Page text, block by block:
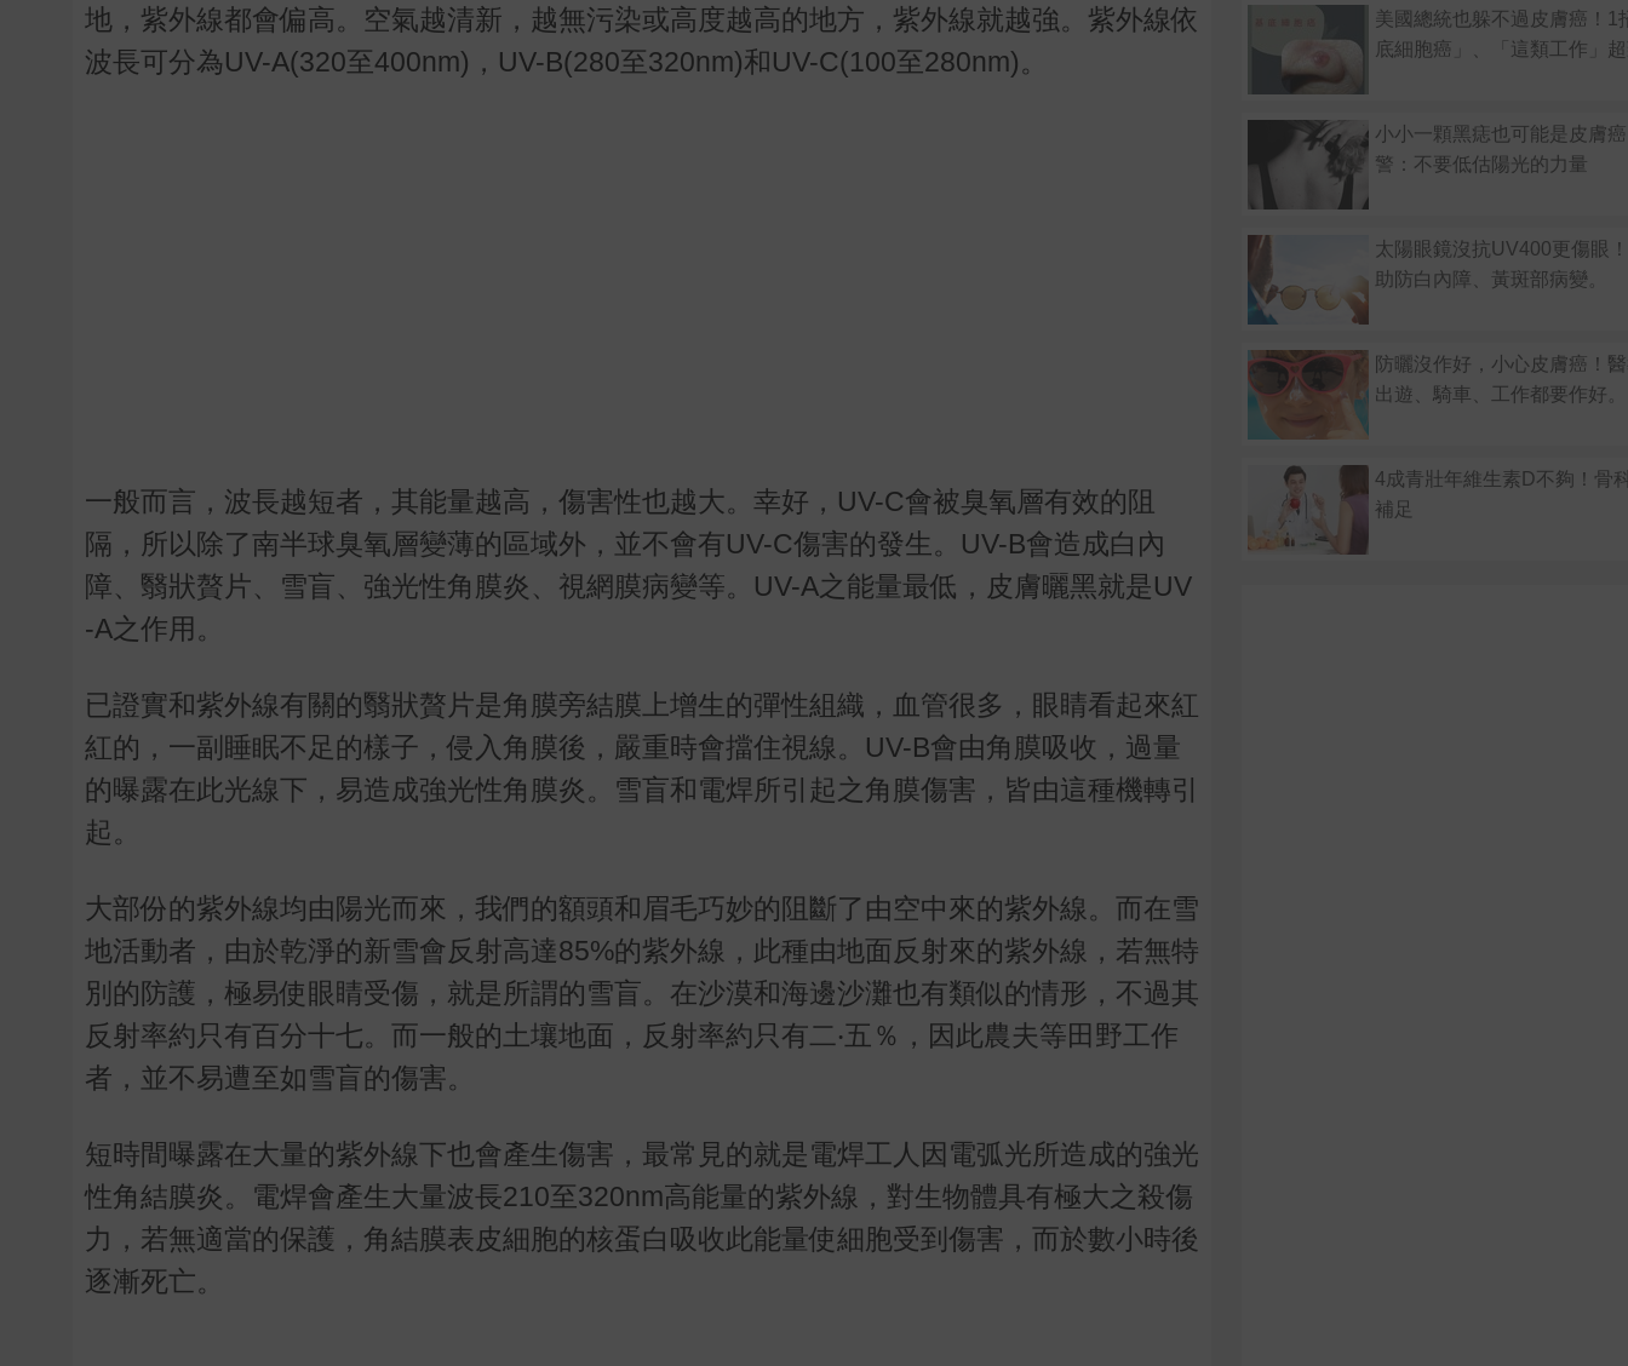
地，紫外線都會偏高。空氣越清新，越無污染或高度越高的地方，紫外線就越強。紫外線依
波長可分為UV-A(320至400nm)，UV-B(280至320nm)和UV-C(100至280nm)。
一般而言，波長越短者，其能量越高，傷害性也越大。幸好，UV-C會被臭氧層有效的阻
隔，所以除了南半球臭氧層變薄的區域外，並不會有UV-C傷害的發生。UV-B會造成白內
障、翳狀贅片、雪盲、強光性角膜炎、視網膜病變等。UV-A之能量最低，皮膚曬黑就是UV
-A之作用。
已證實和紫外線有關的翳狀贅片是角膜旁結膜上增生的彈性組織，血管很多，眼睛看起來紅
紅的，一副睡眠不足的樣子，侵入角膜後，嚴重時會擋住視線。UV-B會由角膜吸收，過量
的曝露在此光線下，易造成強光性角膜炎。雪盲和電焊所引起之角膜傷害，皆由這種機轉引
起。
大部份的紫外線均由陽光而來，我們的額頭和眉毛巧妙的阻斷了由空中來的紫外線。而在雪
地活動者，由於乾淨的新雪會反射高達85%的紫外線，此種由地面反射來的紫外線，若無特
別的防護，極易使眼睛受傷，就是所謂的雪盲。在沙漠和海邊沙灘也有類似的情形，不過其
反射率約只有百分十七。而一般的土壤地面，反射率約只有二‧五％，因此農夫等田野工作
者，並不易遭至如雪盲的傷害。
短時間曝露在大量的紫外線下也會產生傷害，最常見的就是電焊工人因電弧光所造成的強光
性角結膜炎。電焊會產生大量波長210至320nm高能量的紫外線，對生物體具有極大之殺傷
力，若無適當的保護，角結膜表皮細胞的核蛋白吸收此能量使細胞受到傷害，而於數小時後
逐漸死亡。
美國總統也躲不過皮膚癌！1
底細胞癌」、「這類工作」
小小一顆黑痣也可能是皮膚
警：不要低估陽光的力量
太陽眼鏡沒抗UV400更傷眼
助防白內障、黃斑部病變。
防曬沒作好，小心皮膚癌！
出遊、騎車、工作都要作好。
4成青壯年維生素D不夠！骨
補足